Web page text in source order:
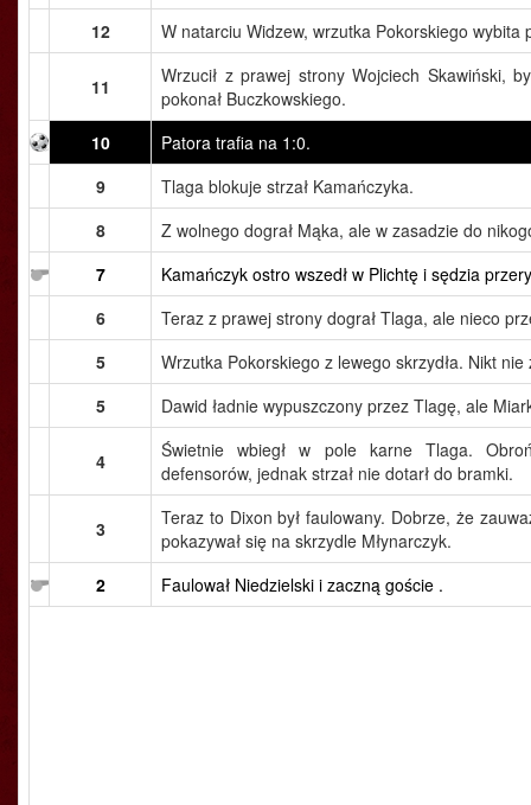
12
W natarciu Widzew, wrzutka Pokorskiego wybita
11
Wrzucił z prawej strony Wojciech Skawiński,
pokonał Buczkowskiego.
10
Patora trafia na 1:0.
9
Tlaga blokuje strzał Kamańczyka.
8
Z wolnego dograł Mąka, ale w zasadzie do
7
Kamańczyk ostro wszedł w Plichtę i sędzia
6
Teraz z prawej strony dograł Tlaga, ale nieco
5
Wrzutka Pokorskiego z lewego skrzydła. Nikt nie
5
Dawid ładnie wypuszczony przez Tlagę, ale
4
Świetnie wbiegł w pole karne Tlaga.
defensorów, jednak strzał nie dotarł do bramki.
3
Teraz to Dixon był faulowany. Dobrze, że
pokazywał się na skrzydle Młynarczyk.
2
Faulował Niedzielski i zaczną goście .